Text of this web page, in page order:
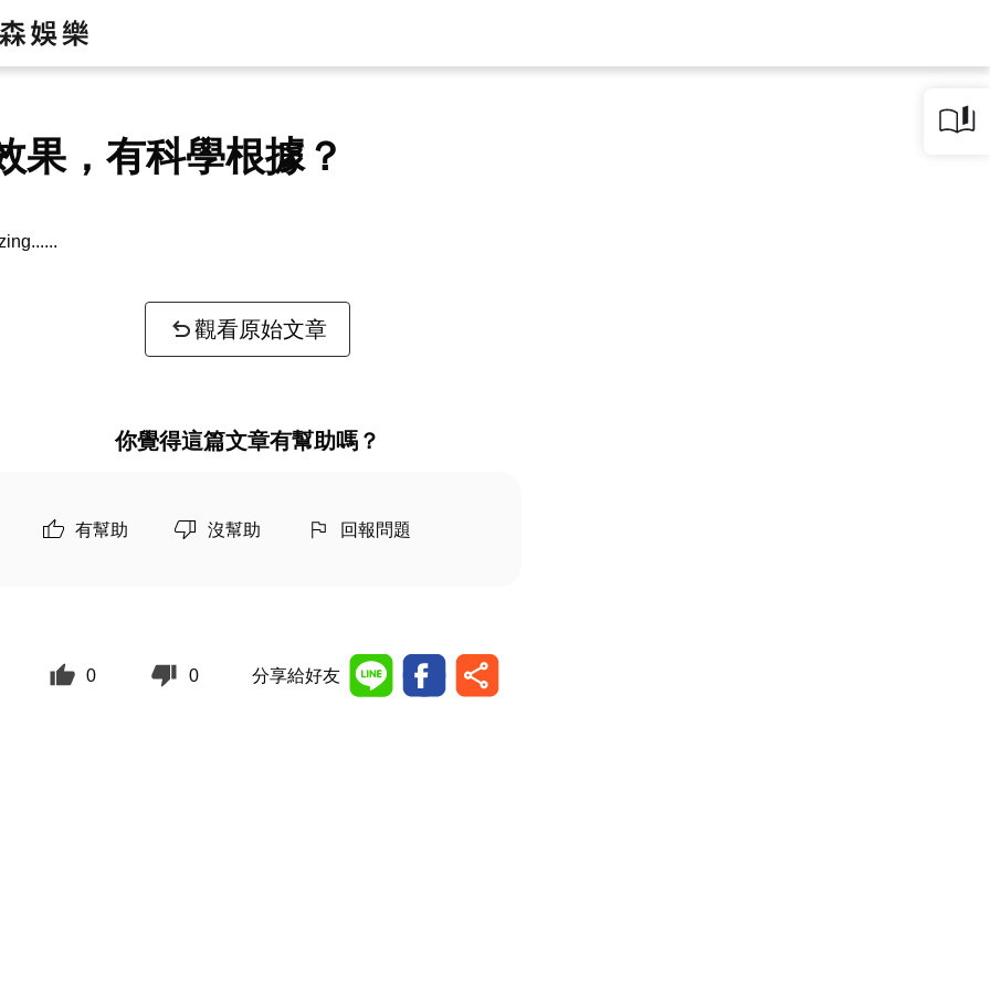
果，有科學根據？
觀看原始文章
你覺得這篇文章有幫助嗎？
有幫助 沒幫助 回報問題
0 0 分享給好友